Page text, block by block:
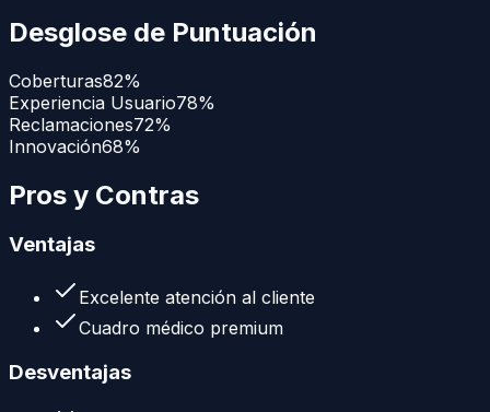
Desglose de Puntuación
Coberturas82%
Experiencia Usuario78%
Reclamaciones72%
Innovación68%
Pros y Contras
Ventajas
Excelente atención al cliente
Cuadro médico premium
Desventajas